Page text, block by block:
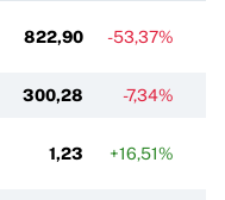
822,90 -53,37%
300,28 -7,34%
1,23 +16,51%